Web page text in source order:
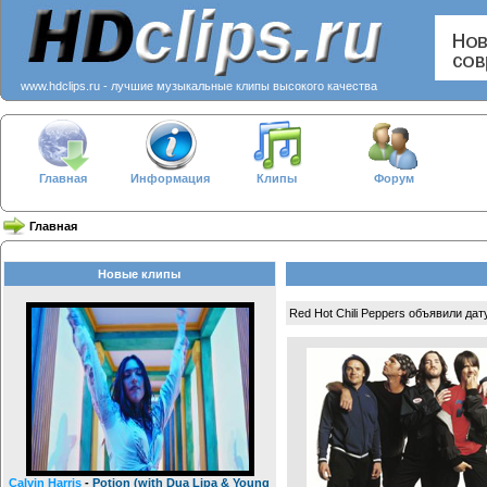
www.hdclips.ru - лучшие музыкальные клипы высокого качества
Главная Информация Клипы Форум
Главная
Новые клипы
Calvin Harris -Potion (with Dua Lipa & Young
Red Hot Chili Peppers объявили